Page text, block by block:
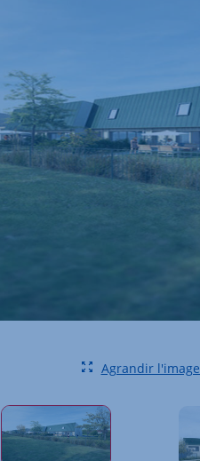
précédent
Agrandir l'image